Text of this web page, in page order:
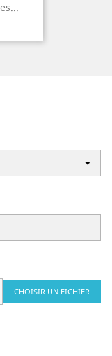
CHOISIR UN FICHIER